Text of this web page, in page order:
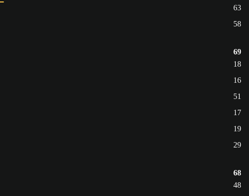
63
58
69
18
16
51
17
19
29
68
48